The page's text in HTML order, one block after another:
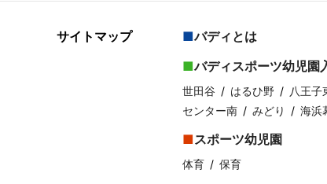
サイトマップ
バディとは
バディスポーツ幼児園
世田谷 はるひ野 八王子
センター南
みどり 海浜
スポーツ幼児園
体育 保育